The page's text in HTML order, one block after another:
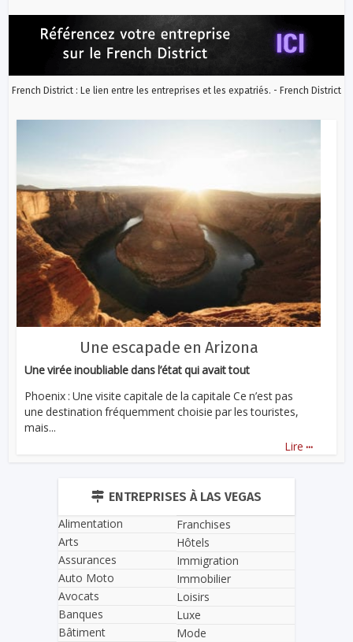
French District : Le lien entre les entreprises et les expatriés. - French District
Une escapade en Arizona
Une virée inoubliable dans l’état qui avait tout
Phoenix : Une visite capitale de la capitale Ce n’est pas
une destination fréquemment choisie par les touristes,
mais...
Lire ...
ENTREPRISES À LAS VEGAS
Alimentation
Arts
Assurances
Auto Moto
Avocats
Banques
Bâtiment
Franchises
Hôtels
Immigration
Immobilier
Loisirs
Luxe
Mode